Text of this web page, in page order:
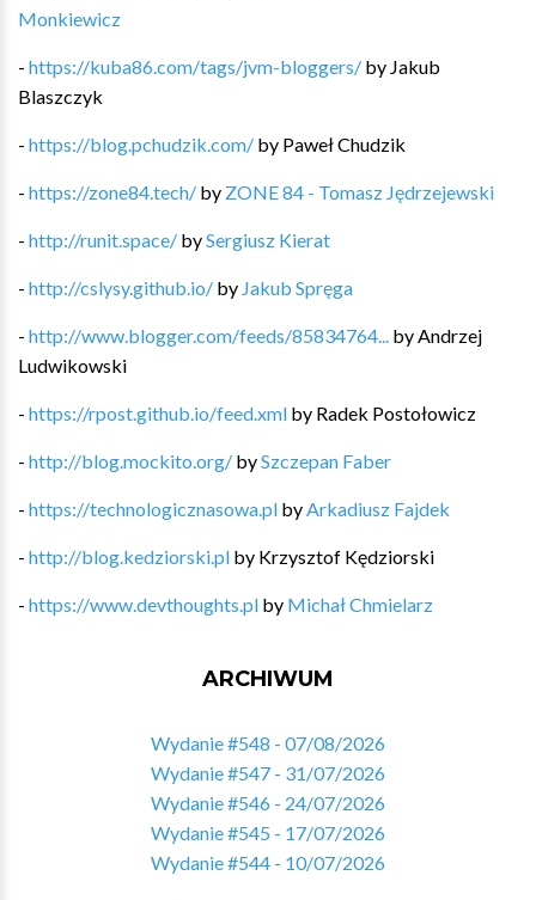
Monkiewicz
- https://kuba86.com/tags/jvm-bloggers/ by Jakub
Blaszczyk
- https://blog.pchudzik.com/ by Paweł Chudzik
- https://zone84.tech/ by ZONE 84 - Tomasz Jędrzejewski
- http://runit.space/ bySergiusz Kierat
- http://cslysy.github.io/ by Jakub Spręga
- http://www.blogger.com/feeds/85834764... by Andrzej
Ludwikowski
- https://rpost.github.io/feed.xml by Radek Postołowicz
- http://blog.mockito.org/ bySzczepan Faber
- https://technologicznasowa.pl by Arkadiusz Fajdek
- http://blog.kedziorski.pl by Krzysztof Kędziorski
- https://www.devthoughts.pl by Michał Chmielarz
ARCHIWUM
Wydanie #548 - 07/08/2026
Wydanie #547 - 31/07/2026
Wydanie #546 - 24/07/2026
Wydanie #545 - 17/07/2026
Wydanie #544 - 10/07/2026